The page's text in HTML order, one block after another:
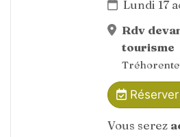
Lundi 17
Rdv
tourisme
Vous serez